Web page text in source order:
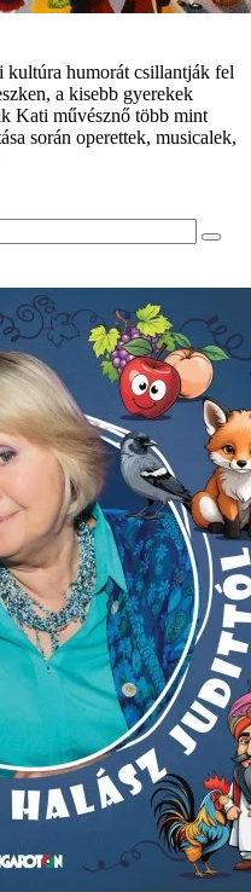
kultúra humorát csillantják fel
a kisebb gyerekek
Kati művésznő több mint
során operettek, musicalek,